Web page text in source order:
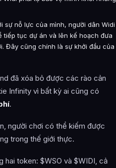
sự nỗ lực của mình, người dân Widi
tiếp tục dự án và lên kế hoạch đưa
Đây cũng chính là sự khởi đầu của
đã xóa bỏ được các rào cản
Infinity vì bất kỳ ai cũng có
.
người chơi có thể kiếm được
trong thế giới thực.
hai token: $WSO và $WIDI, cả